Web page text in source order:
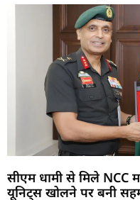
सीएम धामी से मिले NCC
यूनिट्स खोलने पर बनी